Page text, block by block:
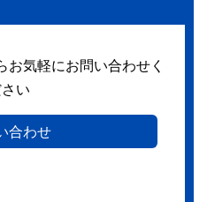
お気軽にお問い合わせく
い
合わせ